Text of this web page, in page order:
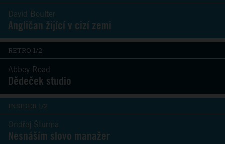
David Boulter
Angličan žijící v cizí zemi
RETRO 1/2
Abbey Road
Dědeček studio
INSIDER 1/2
Ondřej Šturma
Nesnáším slovo manažer